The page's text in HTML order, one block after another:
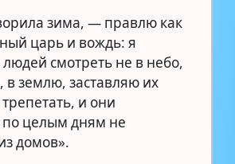
зима, — правлю как
царь и вождь: я
людей смотреть не в небо,
в землю, заставляю их
и они
по целым дням не
домов».